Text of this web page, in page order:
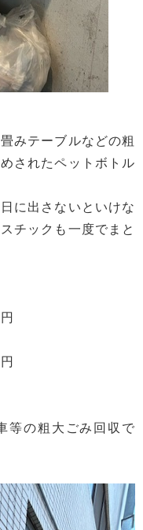
みテーブルなどの粗
されたペットボトル
に出さないといけな
チックも一度でまと
等の粗大ごみ回収で